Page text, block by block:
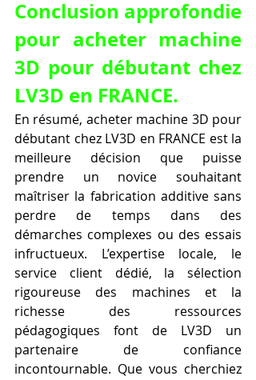
Conclusion approfondie
pour acheter machine
3D pour débutant chez
LV3D en FRANCE.
En résumé, acheter machine 3D pour
débutant chez LV3D en FRANCE est la
meilleure décision que puisse
prendre un novice souhaitant
maîtriser la fabrication additive sans
perdre de temps dans des
démarches complexes ou des essais
infructueux. L’expertise locale, le
service client dédié, la sélection
rigoureuse des machines et la
richesse des ressources
pédagogiques font de LV3D un
partenaire de confiance
incontournable. Que vous cherchiez